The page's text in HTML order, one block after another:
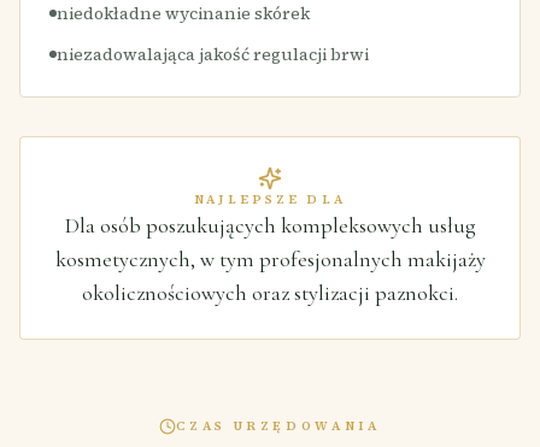
niedokładne wycinanie skórek
niezadowalająca jakość regulacji brwi
NAJLEPSZE DLA
Dla osób poszukujących kompleksowych usług
kosmetycznych, w tym profesjonalnych makijaży
okolicznościowych oraz stylizacji paznokci.
CZAS URZĘDOWANIA